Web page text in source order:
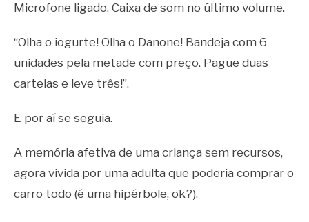
Microfone ligado. Caixa de som no último volume.
“Olha o iogurte! Olha o Danone! Bandeja com 6
unidades pela metade com preço. Pague duas
cartelas e leve três!”.
E por aí se seguia.
A memória afetiva de uma criança sem recursos,
agora vivida por uma adulta que poderia comprar o
carro todo (é uma hipérbole, ok?).